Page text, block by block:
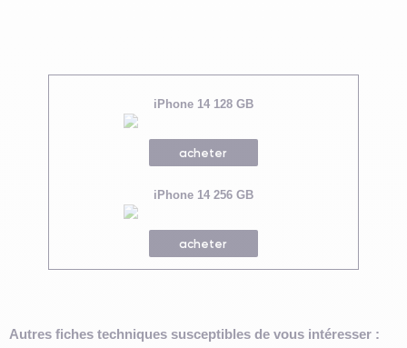
iPhone 14 128 GB
acheter
iPhone 14 256 GB
acheter
Autres fiches techniques susceptibles de vous intéresser :